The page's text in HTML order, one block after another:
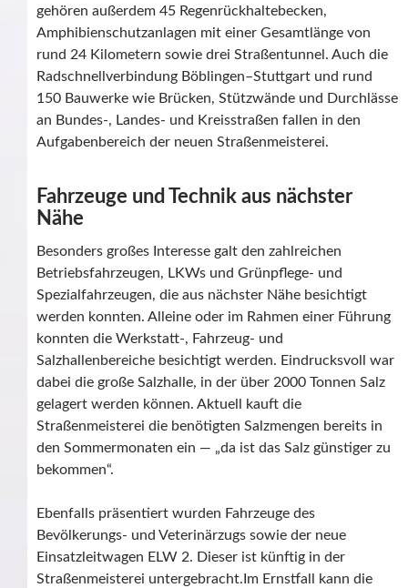
gehören außerdem 45 Regenrückhaltebecken,
Amphibienschutzanlagen mit einer Gesamtlänge von
rund 24 Kilometern sowie drei Straßentunnel. Auch die
Radschnellverbindung Böblingen–Stuttgart und rund
150 Bauwerke wie Brücken, Stützwände und Durchlässe
an Bundes-, Landes- und Kreisstraßen fallen in den
Aufgabenbereich der neuen Straßenmeisterei.
Fahrzeuge und Technik aus nächster
Nähe
Besonders großes Interesse galt den zahlreichen
Betriebsfahrzeugen, LKWs und Grünpflege- und
Spezialfahrzeugen, die aus nächster Nähe besichtigt
werden konnten. Alleine oder im Rahmen einer Führung
konnten die Werkstatt-, Fahrzeug- und
Salzhallenbereiche besichtigt werden. Eindrucksvoll war
dabei die große Salzhalle, in der über 2000 Tonnen Salz
gelagert werden können. Aktuell kauft die
Straßenmeisterei die benötigten Salzmengen bereits in
den Sommermonaten ein — „da ist das Salz günstiger zu
bekommen“.
Ebenfalls präsentiert wurden Fahrzeuge des
Bevölkerungs- und Veterinärzugs sowie der neue
Einsatzleitwagen ELW 2. Dieser ist künftig in der
Straßenmeisterei untergebracht.Im Ernstfall kann die